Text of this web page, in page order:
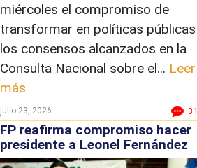
miércoles el compromiso de
transformar en políticas públicas
los consensos alcanzados en la
Consulta Nacional sobre el... Leer
más
julio 23, 2026 31
FP reafirma compromiso hacer
presidente a Leonel Fernández